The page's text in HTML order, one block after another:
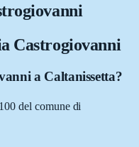
Castrogiovanni
a Caltanissetta?
del comune di